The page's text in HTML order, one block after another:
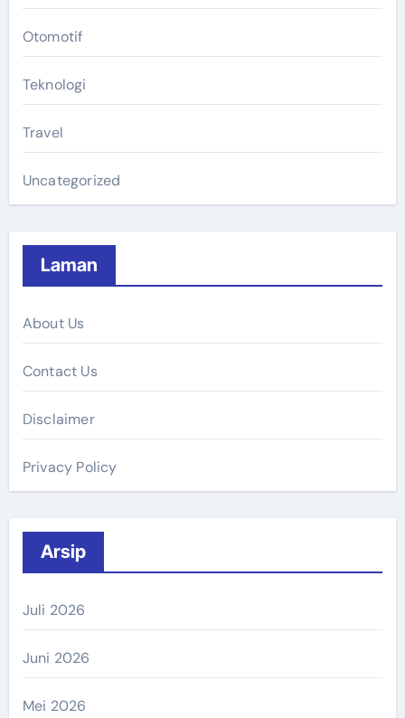
Otomotif
Teknologi
Travel
Uncategorized
Laman
About Us
Contact Us
Disclaimer
Privacy Policy
Arsip
Juli 2026
Juni 2026
Mei 2026